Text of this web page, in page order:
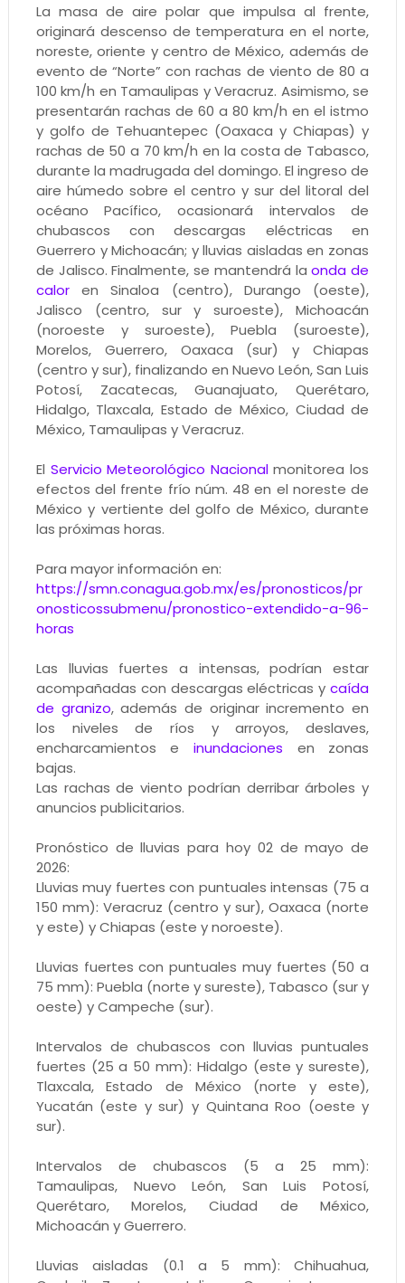
La masa de aire polar que impulsa al frente,
originará descenso de temperatura en el norte,
noreste, oriente y centro de México, además de
evento de “Norte” con rachas de viento de 80 a
100 km/h en Tamaulipas y Veracruz. Asimismo, se
presentarán rachas de 60 a 80 km/h en el istmo
y golfo de Tehuantepec (Oaxaca y Chiapas) y
rachas de 50 a 70 km/h en la costa de Tabasco,
durante la madrugada del domingo. El ingreso de
aire húmedo sobre el centro y sur del litoral del
océano Pacífico, ocasionará intervalos de
chubascos con descargas eléctricas en
Guerrero y Michoacán; y lluvias aisladas en zonas
de Jalisco. Finalmente, se mantendrá laonda de
caloren Sinaloa (centro), Durango (oeste),
Jalisco (centro, sur y suroeste), Michoacán
(noroeste y suroeste), Puebla (suroeste),
Morelos, Guerrero, Oaxaca (sur) y Chiapas
(centro y sur), finalizando en Nuevo León, San Luis
Potosí, Zacatecas, Guanajuato, Querétaro,
Hidalgo, Tlaxcala, Estado de México, Ciudad de
México, Tamaulipas y Veracruz.
El Servicio Meteorológico Nacionalmonitorea los
efectos del frente frío núm. 48 en el noreste de
México y vertiente del golfo de México, durante
las próximas horas.
Para mayor información en:
https://smn.conagua.gob.mx/es/pronosticos/pr
onosticossubmenu/pronostico-extendido-a-96-
horas
Las lluvias fuertes a intensas, podrían estar
acompañadas con descargas eléctricas ycaída
de granizo, además de originar incremento en
los niveles de ríos y arroyos, deslaves,
encharcamientos e inundaciones en zonas
bajas.
Las rachas de viento podrían derribar árboles y
anuncios publicitarios.
Pronóstico de lluvias para hoy 02 de mayo de
2026:
Lluvias muy fuertes con puntuales intensas (75 a
150 mm): Veracruz (centro y sur), Oaxaca (norte
y este) y Chiapas (este y noroeste).
Lluvias fuertes con puntuales muy fuertes (50 a
75 mm): Puebla (norte y sureste), Tabasco (sur y
oeste) y Campeche (sur).
Intervalos de chubascos con lluvias puntuales
fuertes (25 a 50 mm): Hidalgo (este y sureste),
Tlaxcala, Estado de México (norte y este),
Yucatán (este y sur) y Quintana Roo (oeste y
sur).
Intervalos de chubascos (5 a 25 mm):
Tamaulipas, Nuevo León, San Luis Potosí,
Querétaro, Morelos, Ciudad de México,
Michoacán y Guerrero.
Lluvias aisladas (0.1 a 5 mm): Chihuahua,